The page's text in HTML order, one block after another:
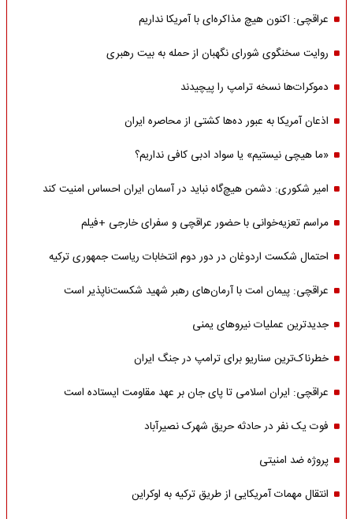
عراقچی: اکنون هیچ مذاکره‌ای با آمریکا نداریم
روایت سخنگوی شورای نگهبان از حمله به بیت رهبری
دموکرات‌ها نسخه ترامپ را پیچیدند
اذعان آمریکا به عبور ده‌ها کشتی از محاصره ایران
«ما هیچی نیستیم» یا سواد ادبی کافی نداریم؟
امیر شکوری: دشمن هیچ‌گاه نباید در آسمان ایران احساس امنیت کند
مراسم تعزیه‌خوانی با حضور عراقچی و سفرای خارجی +فیلم
احتمال شکست اردوغان در دور دوم انتخابات ریاست جمهوری ترکیه
عراقچی: پیمان امت با آرمان‌های رهبر شهید شکست‌ناپذیر است
جدیدترین عملیات نیروهای یمنی
خطرناک‌ترین سناریو برای ترامپ در جنگ ایران
عراقچی: ایران اسلامی تا پای جان بر عهد مقاومت ایستاده است
فوت یک نفر در حادثه حریق شهرک نصیرآباد
پروژه ضد امنیتی
انتقال مهمات آمریکایی از طریق ترکیه به اوکراین